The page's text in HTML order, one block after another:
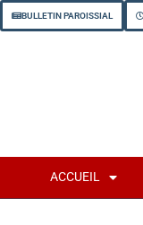
BULLETIN PAROISSIAL
ACCUEIL